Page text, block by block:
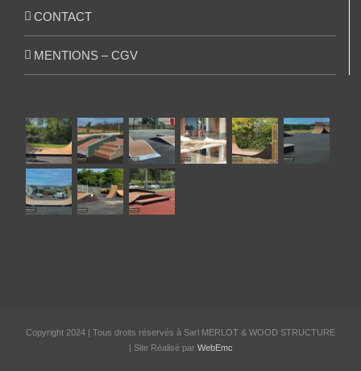
CONTACT
MENTIONS – CGV
Copyright 2024 | Tous droits réservés à Sarl MERLOT & WOOD STRUCTURE
| Site Réalisé par WebEmc